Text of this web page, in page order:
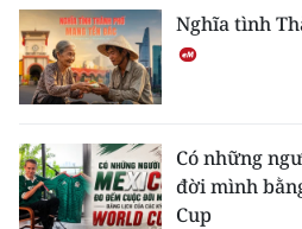
Nghĩa tình
Có những
đời mình
Cup